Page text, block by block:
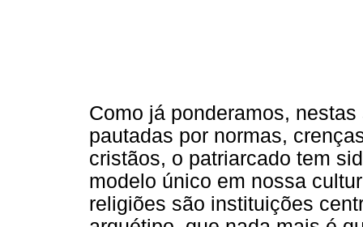
Como já ponderamos,
pautadas por normas,
cristãos, o patriarcado tem
modelo único em nossa
religiões são instituições